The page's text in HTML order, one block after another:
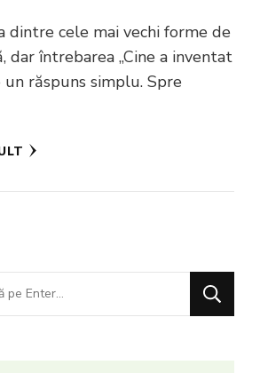
dintre cele mai vechi forme de
dar întrebarea „Cine a inventat
un răspuns simplu. Spre